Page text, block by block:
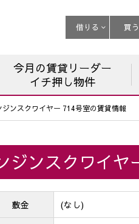
借りる 買う
今月の賃貸リーダー
イチ押し物件
ンスクワイヤー 714号室の賃貸情報
ジンスクワイヤ
敷金 (なし)